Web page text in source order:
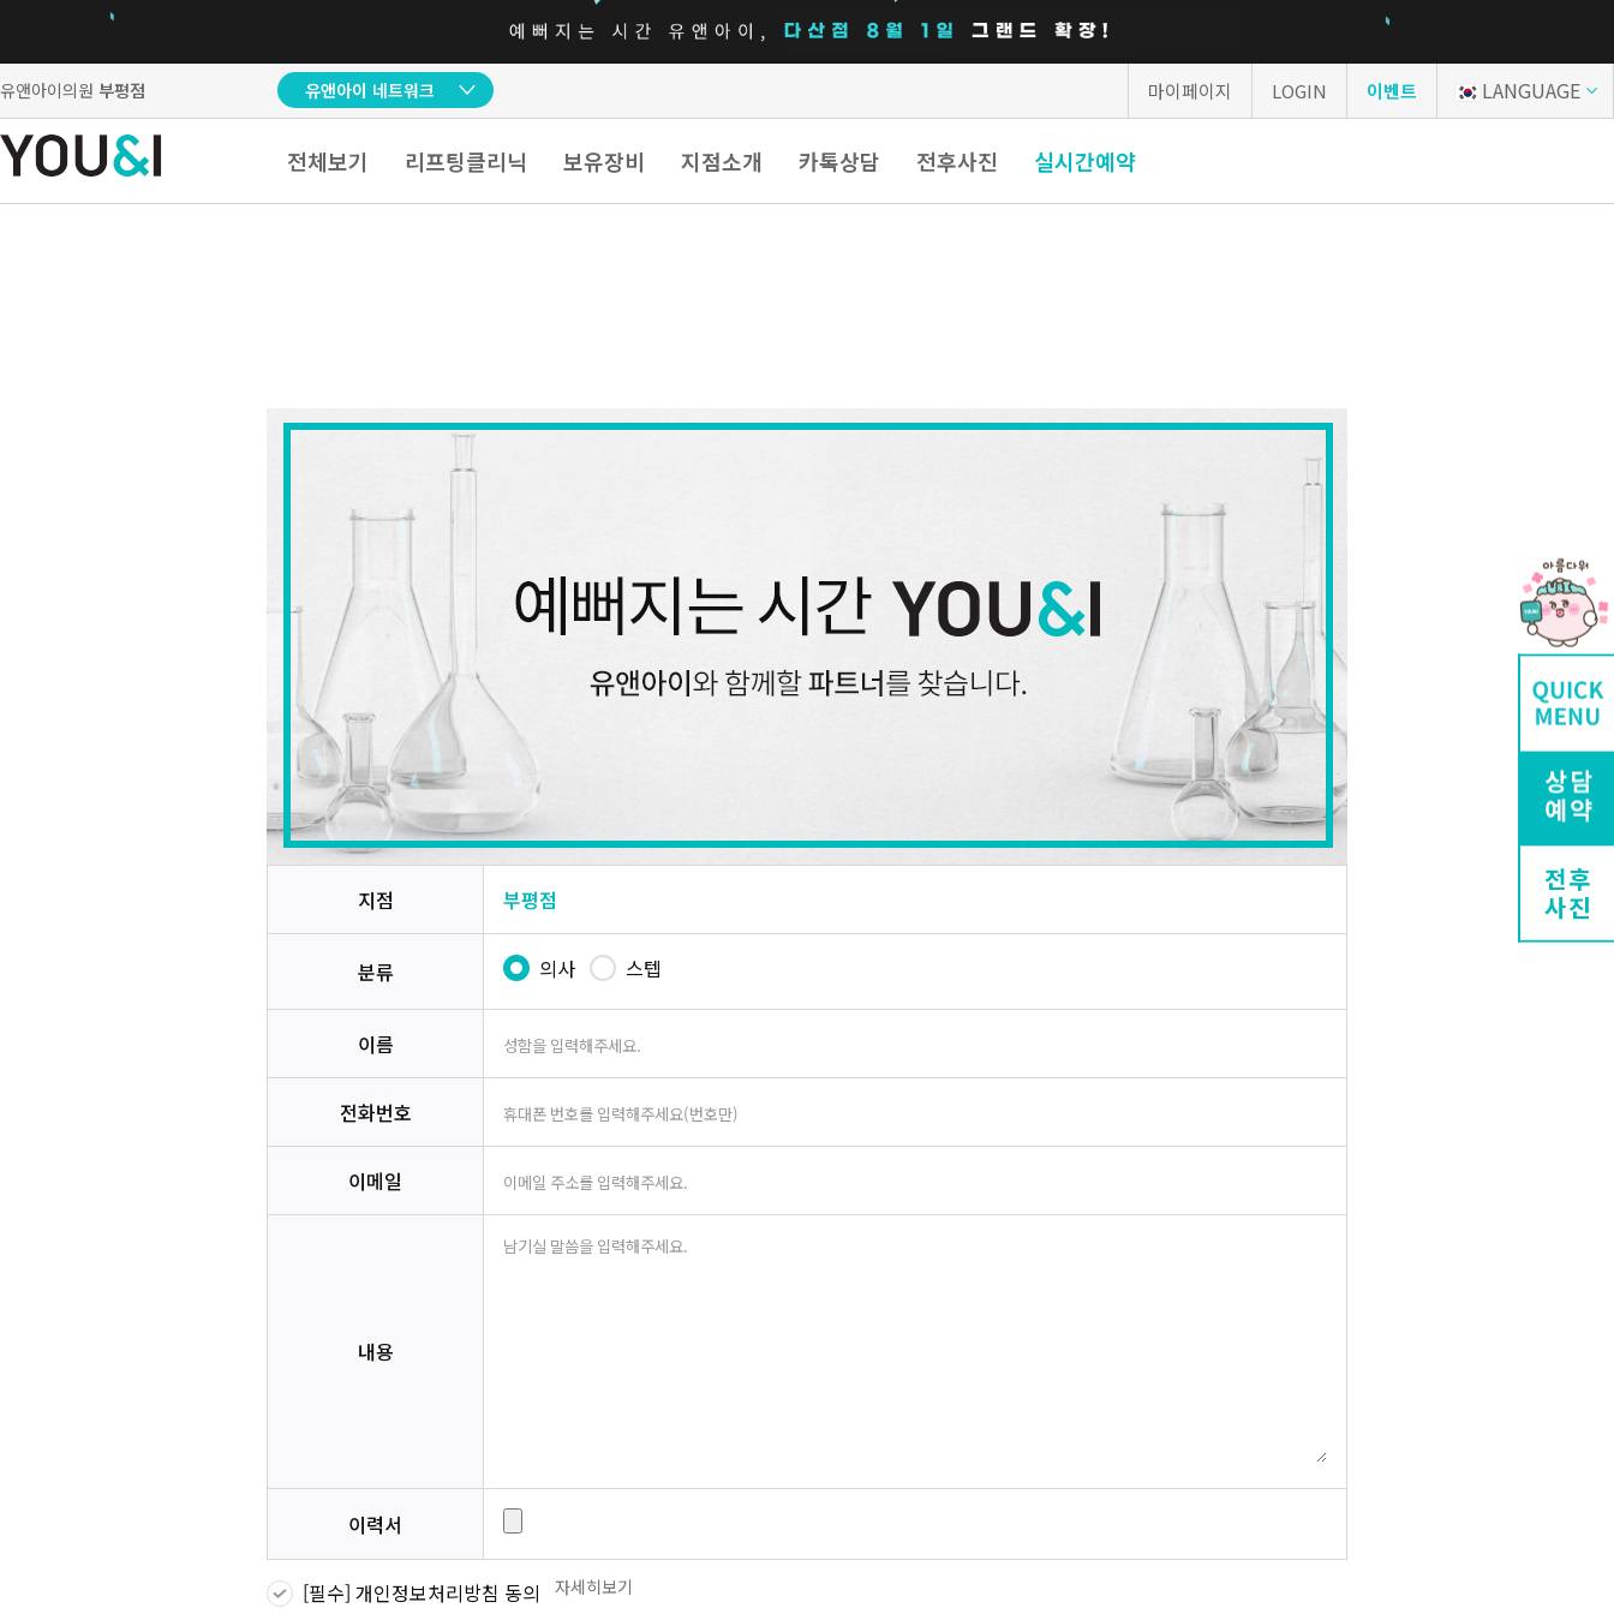
유앤아이의원 부평점 유앤아이 네트워크 마이페이지 LOGIN 이벤트 LANGUAGE
전체보기 리프팅클리닉 보유장비 지점소개 카톡상담 전후사진 실시간예약
지점 부평점
분류 의사 스텝
이름
전화번호
이메일
내용
이력서
[필수] 개인정보처리방침 동의 자세히보기
전후
사진